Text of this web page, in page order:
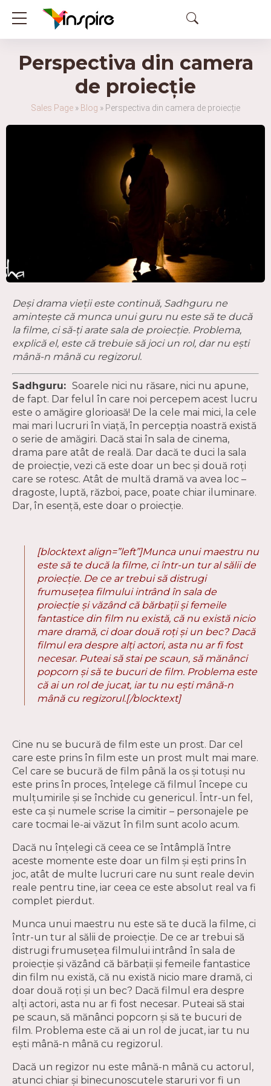
Perspectiva din camera
de proiecție
Sales Page » Blog » Perspectiva din camera de proiecție
Deși drama vieții este continuă, Sadhguru ne
amintește că munca unui guru nu este să te ducă
la filme, ci să-ți arate sala de proiecție. Problema,
explică el, este că trebuie să joci un rol, dar nu ești
mână-n mână cu regizorul.
Sadhguru: Soarele nici nu răsare, nici nu apune,
de fapt. Dar felul în care noi percepem acest lucru
este o amăgire glorioasă! De la cele mai mici, la cele
mai mari lucruri în viață, în percepția noastră există
o serie de amăgiri. Dacă stai în sala de cinema,
drama pare atât de reală. Dar dacă te duci la sala
de proiecție, vezi că este doar un bec și două roți
care se rotesc. Atât de multă dramă va avea loc –
dragoste, luptă, război, pace, poate chiar iluminare.
Dar, în esență, este doar o proiecție.
[blocktext align=”left”]Munca unui maestru nu
este să te ducă la filme, ci într-un tur al sălii de
proiecție. De ce ar trebui să distrugi
frumusețea filmului intrând în sala de
proiecție și văzând că bărbații și femeile
fantastice din film nu există, că nu există nicio
mare dramă, ci doar două roți și un bec? Dacă
filmul era despre alți actori, asta nu ar fi fost
necesar. Puteai să stai pe scaun, să mănânci
popcorn și să te bucuri de film. Problema este
că ai un rol de jucat, iar tu nu ești mână-n
mână cu regizorul.[/blocktext]
Cine nu se bucură de film este un prost. Dar cel
care este prins în film este un prost mult mai mare.
Cel care se bucură de film până la os și totuși nu
este prins în proces, înțelege că filmul începe cu
mulțumirile și se închide cu genericul. Într-un fel,
este ca și numele scrise la cimitir – personajele pe
care tocmai le-ai văzut în film sunt acolo acum.
Dacă nu înțelegi că ceea ce se întâmplă între
aceste momente este doar un film și ești prins în
joc, atât de multe lucruri care nu sunt reale devin
reale pentru tine, iar ceea ce este absolut real va fi
complet pierdut.
Munca unui maestru nu este să te ducă la filme, ci
într-un tur al sălii de proiecție. De ce ar trebui să
distrugi frumusețea filmului intrând în sala de
proiecție și văzând că bărbații și femeile fantastice
din film nu există, că nu există nicio mare dramă, ci
doar două roți și un bec? Dacă filmul era despre
alți actori, asta nu ar fi fost necesar. Puteai să stai
pe scaun, să mănânci popcorn și să te bucuri de
film. Problema este că ai un rol de jucat, iar tu nu
ești mână-n mână cu regizorul.
Dacă un regizor nu este mână-n mână cu actorul,
atunci chiar și binecunoscutele staruri vor fi un